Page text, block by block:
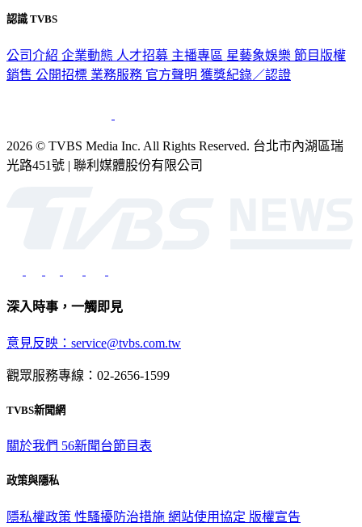
認識 TVBS
公司介紹 企業動態 人才招募 主播專區 星藝象娛樂 節目版權
銷售 公開招標 業務服務 官方聲明 獲獎紀錄／認證
2026 © TVBS Media Inc. All Rights Reserved. 台北市內湖區瑞
光路451號 | 聯利媒體股份有限公司
深入時事，一觸即見
意見反映：service@tvbs.com.tw
觀眾服務專線：02-2656-1599
TVBS新聞網
關於我們 56新聞台節目表
政策與隱私
隱私權政策 性騷擾防治措施 網站使用協定 版權宣告